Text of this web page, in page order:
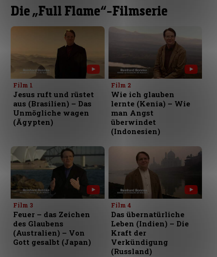
Die „Full Flame“-Filmserie
Film 1
Jesus ruft und rüstet
aus (Brasilien) – Das
Unmögliche wagen
(Ägypten)
Film 2
Wie ich glauben
lernte (Kenia) – Wie
man Angst
überwindet
(Indonesien)
Film 3
Feuer – das Zeichen
des Glaubens
(Australien) – Von
Gott gesalbt (Japan)
Film 4
Das übernatürliche
Leben (Indien) – Die
Kraft der
Verkündigung
(Russland)